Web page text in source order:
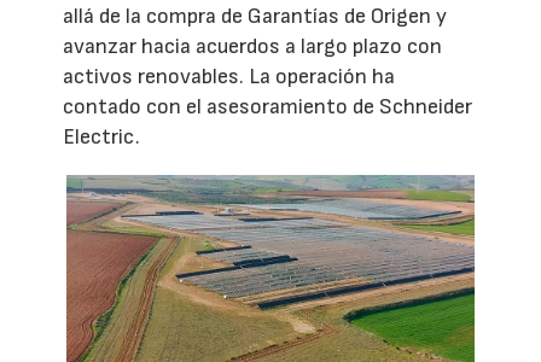
allá de la compra de Garantías de Origen y
avanzar hacia acuerdos a largo plazo con
activos renovables. La operación ha
contado con el asesoramiento de Schneider
Electric.